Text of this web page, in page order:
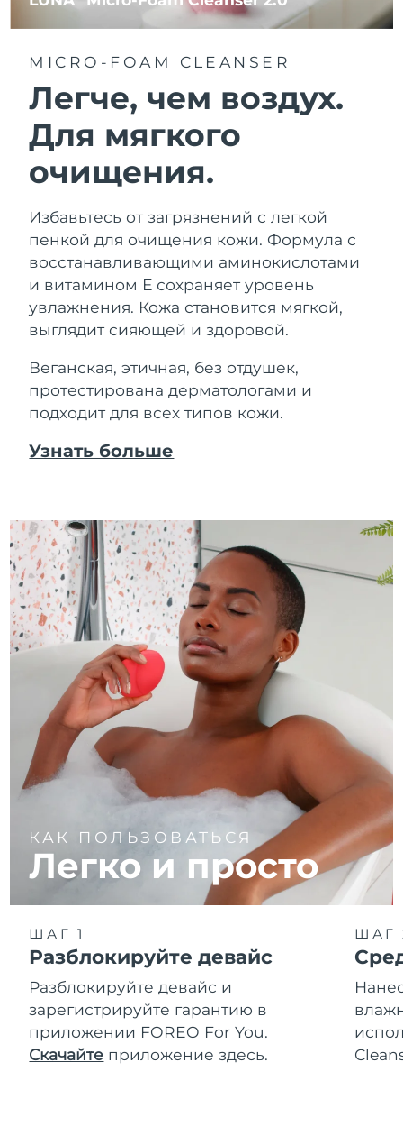
MICRO-FOAM CLEANSER
Легче, чем воздух.
Для мягкого
очищения.
Избавьтесь от загрязнений с легкой
пенкой для очищения кожи. Формула с
восстанавливающими аминокислотами
и витамином Е сохраняет уровень
увлажнения. Кожа становится мягкой,
выглядит сияющей и здоровой.
Веганская, этичная, без отдушек,
протестирована дерматологами и
подходит для всех типов кожи.
Узнать больше
КАК ПОЛЬЗОВАТЬСЯ
Легко и просто
ШАГ 1
Разблокируйте девайс
Разблокируйте девайс и
зарегистрируйте гарантию в
приложении FOREO For You.
Скачайте приложение здесь.
ШАГ